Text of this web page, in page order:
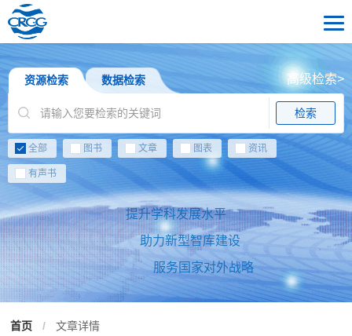
资源检索 数据检索
检索
高级检索>
全部 图书 文章 图表 资讯
有声书
提升学科发展水平
助力新型智库建设
服务国家对外战略
首页 / 文章详情